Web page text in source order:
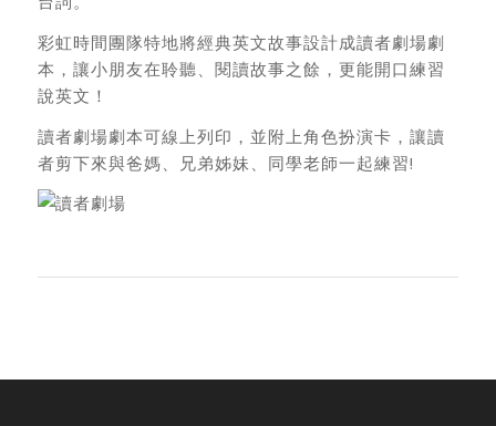
彩虹時間團隊特地將經典英文故事設計成讀者劇場劇
本，讓小朋友在聆聽、閱讀故事之餘，更能開口練習
說英文！
讀者劇場劇本可線上列印，並附上角色扮演卡，讓讀
者剪下來與爸媽、兄弟姊妹、同學老師一起練習!